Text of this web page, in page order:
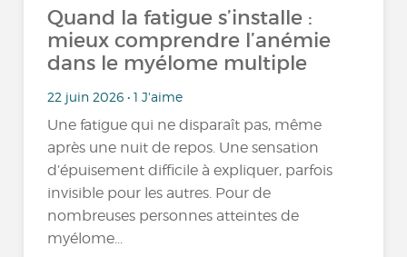
Quand la fatigue s’installe :
mieux comprendre l’anémie
dans le myélome multiple
22 juin 2026 • 1 J'aime
Une fatigue qui ne disparaît pas, même
après une nuit de repos. Une sensation
d’épuisement difficile à expliquer, parfois
invisible pour les autres. Pour de
nombreuses personnes atteintes de
myélome...